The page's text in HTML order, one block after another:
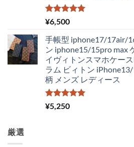
5段階中
5.00
¥6,500
手帳型 iphone17/17air/
ン iphone15/15pro max
イヴィトンスマホケー
ラム ビィトン
柄 メンズ レディース
5段階中
5.00
¥5,250
厳選